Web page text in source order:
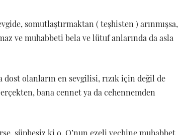
somutlaştırmaktan ( teşhisten ) arınmışsa,
ve muhabbeti bela ve lütuf anlarında da asla
olanların en sevgilisi, rızık için değil de
bana cennet ya da cehennemden
şüphesiz ki o, O’nun ezeli vechine muhabbet